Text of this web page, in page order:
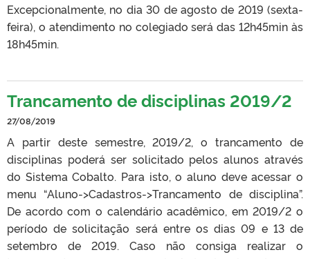
Excepcionalmente, no dia 30 de agosto de 2019 (sexta-
feira), o atendimento no colegiado será das 12h45min às
18h45min.
Trancamento de disciplinas 2019/2
27/08/2019
A partir deste semestre, 2019/2, o trancamento de
disciplinas poderá ser solicitado pelos alunos através
do Sistema Cobalto. Para isto, o aluno deve acessar o
menu “Aluno->Cadastros->Trancamento de disciplina”.
De acordo com o calendário acadêmico, em 2019/2 o
período de solicitação será entre os dias 09 e 13 de
setembro de 2019. Caso não consiga realizar o